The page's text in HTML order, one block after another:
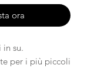
ora
su.
per i più piccoli